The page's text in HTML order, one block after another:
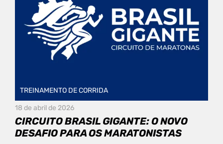
TREINAMENTO DE CORRIDA
18 de abril de 2026
CIRCUITO BRASIL GIGANTE: O NOVO
DESAFIO PARA OS MARATONISTAS